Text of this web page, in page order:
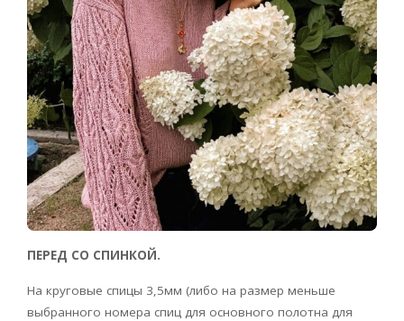
ПЕРЕД СО СПИНКОЙ.
На круговые спицы 3,5мм (либо на размер меньше
выбранного номера спиц для основного полотна для